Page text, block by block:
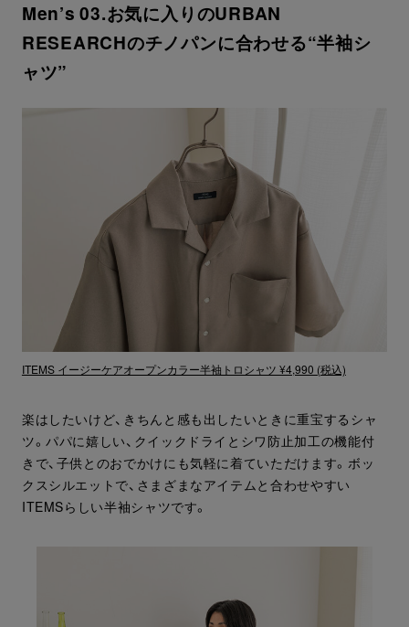
Men’s 03.お気に入りのURBAN
RESEARCHのチノパンに合わせる“半袖シ
ャツ”
ITEMS イージーケアオープンカラー半袖トロシャツ ¥4,990 (税込)
楽はしたいけど、きちんと感も出したいときに重宝するシャ
ツ。パパに嬉しい、クイックドライとシワ防止加工の機能付
きで、子供とのおでかけにも気軽に着ていただけます。ボッ
クスシルエットで、さまざまなアイテムと合わせやすい
ITEMSらしい半袖シャツです。